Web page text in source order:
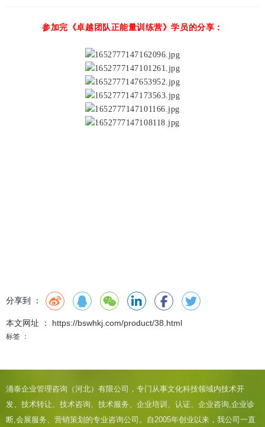
参加完《卓越团队正能量训练营》学员的分享：
分享到 ：
本文网址 ： https://bswhkj.com/product/38.html
标签 ：
涌泰企业管理咨询（河北）有限公司，专门从事文化科技领域内技术开
发、技术转让、技术咨询、技术服务、企业培训、认证、企业咨询,企业诊
断,会展服务、营销策划的专业咨询公司。自2005年创业以来，我公司一直